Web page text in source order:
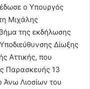
έδωσε ο Υπουργός
Μιχάλης
της εκδήλωσης
Δίωξης
Αττικής, που
Παρασκευής 13
Άνω Λιοσίων του